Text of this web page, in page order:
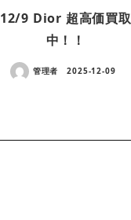
12/9 Dior 超高価買取
中！！
管理者 2025-12-09